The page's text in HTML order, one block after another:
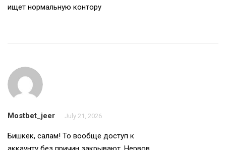
ищет нормальную контору
Mostbet_jeer July 21, 2026
Бишкек, салам! То вообще доступ к